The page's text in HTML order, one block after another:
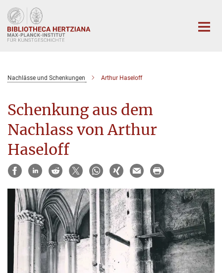
Hauptinhalt
Nachlässe und Schenkungen Arthur Haseloff
Schenkung aus dem
Nachlass von Arthur
Haseloff